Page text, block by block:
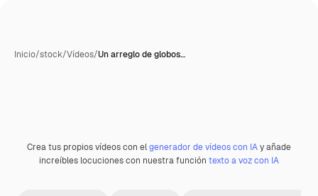
Inicio/stock/Vídeos/Un arreglo de globos…
Premium
Crea tus propios vídeos con elgenerador de vídeos con IAy añade
increíbles locuciones con nuestra función texto a voz con IA